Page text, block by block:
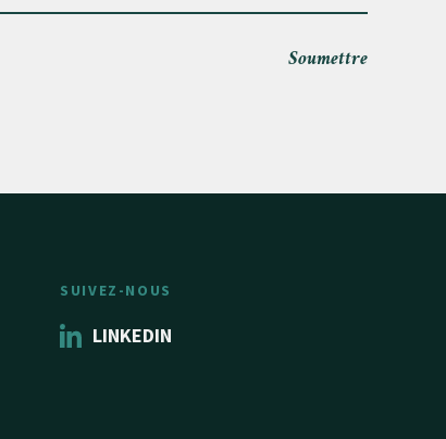
Soumettre
SUIVEZ-NOUS
LINKEDIN